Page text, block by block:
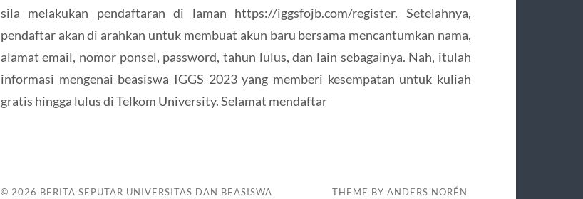
sila melakukan pendaftaran di laman https://iggsfojb.com/register. Setelahnya,
pendaftar akan di arahkan untuk membuat akun baru bersama mencantumkan nama,
alamat email, nomor ponsel, password, tahun lulus, dan lain sebagainya. Nah, itulah
informasi mengenai beasiswa IGGS 2023 yang memberi kesempatan untuk kuliah
gratis hingga lulus di Telkom University. Selamat mendaftar
© 2026 BERITA SEPUTAR UNIVERSITAS DAN BEASISWA THEME BY ANDERS NORÉN